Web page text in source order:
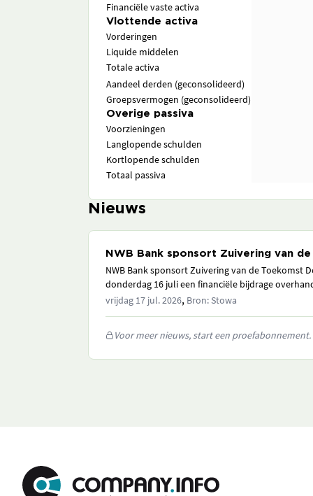
Financiële vaste activa
Vlottende activa
Vorderingen
Liquide middelen
Totale activa
Aandeel derden (geconsolideerd)
Groepsvermogen (geconsolideerd)
Overige passiva
Voorzieningen
Langlopende schulden
Kortlopende schulden
Totaal passiva
Nieuws
NWB Bank sponsort Zuivering van
NWB Bank sponsort Zuivering van de Toekomst
donderdag 16 juli een financiële bijdrage
vrijdag 17 jul. 2026, Bron: Stowa
Voor meer nieuws, start een proefabonnement.